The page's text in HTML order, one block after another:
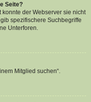
Seite?
der Webserver sie nicht
spezifischere Suchbegriffe
Unterforen.
Mitglied suchen“.